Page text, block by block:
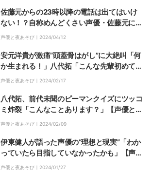
佐藤元からの23時以降の電話は出てはいけ
ない！？自称めんどくさい声優・佐藤元にま
つわる伝承にスタジオ大爆笑
声優と夜あそび｜ 2024/04/12
安元洋貴が激痛“頭蓋骨はがし”に大絶叫「何
か生まれる！」八代拓「こんな先輩初めてみ
た」【声優と夜あそび】
声優と夜あそび｜ 2024/02/17
八代拓、前代未聞のピーマンクイズにツッコ
ミ炸裂「こんなことあります？」【声優と夜
あそび】
声優と夜あそび｜ 2024/02/09
伊東健人が語った声優の“理想と現実”「わか
っていたら目指していなかったかも」【声優
と夜あそび】
声優と夜あそび｜ 2024/01/27